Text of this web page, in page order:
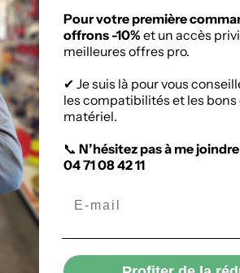
Mauras, 43260
Chapteuil
Pour votre première
offrons -10% et un accès
meilleures offres pro.
✔ Je suis là pour vous
les compatibilités et les
matériel.
📞 N’hésitez pas à me
04 71 08 42 11